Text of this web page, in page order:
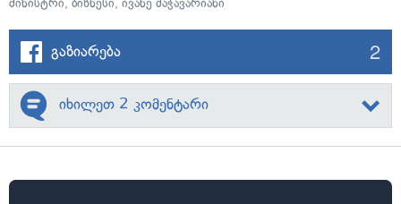
მინისტრი, ბიზნესი, ივანე მაჭავარიანი
გაზიარება 2
იხილეთ 2 კომენტარი